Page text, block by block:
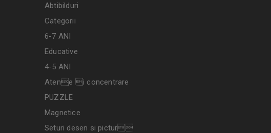
Abtibilduri
Categorii
6-7 ANI
Educative
4-5 ANI
Atene i concentrare
PUZZLE
Magnetice
Seturi desen si pictur